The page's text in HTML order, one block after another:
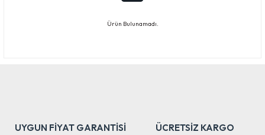
Ürün Bulunamadı.
UYGUN FİYAT GARANTİSİ ÜCRETSİZ KARGO